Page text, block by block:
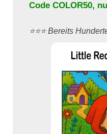
Code COLOR50,
⭐️⭐️⭐️ Bereits